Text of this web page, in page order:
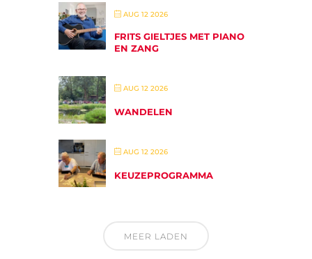
AUG 12 2026
FRITS GIELTJES MET PIANO
EN ZANG
AUG 12 2026
WANDELEN
AUG 12 2026
KEUZEPROGRAMMA
MEER LADEN